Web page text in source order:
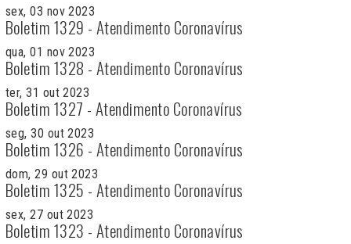
sex, 03 nov 2023
Boletim 1329 - Atendimento Coronavírus
qua, 01 nov 2023
Boletim 1328 - Atendimento Coronavírus
ter, 31 out 2023
Boletim 1327 - Atendimento Coronavírus
seg, 30 out 2023
Boletim 1326 - Atendimento Coronavírus
dom, 29 out 2023
Boletim 1325 - Atendimento Coronavírus
sex, 27 out 2023
Boletim 1323 - Atendimento Coronavírus